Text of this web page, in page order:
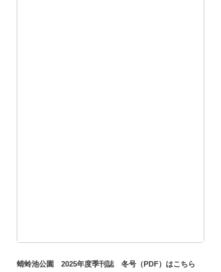
蜻蛉池公園 2025年度季刊誌 冬号（PDF）はこちら